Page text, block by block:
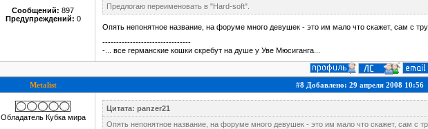
Сообщений: 897
Предупреждений: 0
Предлогаю переименовать в "Hard-soft".
Опять непонятное название, на форуме много девушек - это им мало что скажет, cам с
--------------------------------
-... все германские кошки скребут на душе у Уве Мюсиганга...
Metalist
#8 Добавлено: 29 апреля 2008 10:56
Обладатель Кубка мира
Цитата: panzer21
Опять непонятное название, на форуме много девушек - это им мало что скажет, cам с